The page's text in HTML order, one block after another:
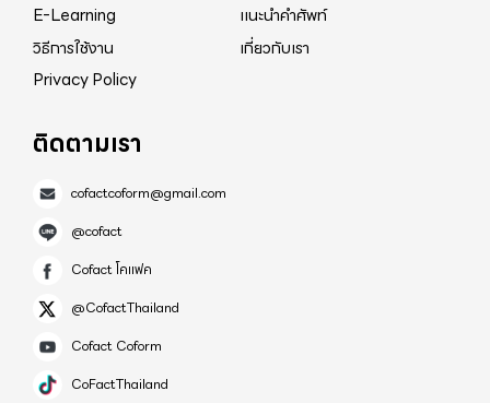
E-Learning
แนะนำคำศัพท์
วิธีการใช้งาน
เกี่ยวกับเรา
Privacy Policy
ติดตามเรา
cofactcoform@gmail.com
@cofact
Cofact โคแฟค
@CofactThailand
Cofact Coform
CoFactThailand